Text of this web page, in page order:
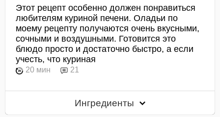
Этот рецепт особенно должен понравиться
любителям куриной печени. Оладьи по
моему рецепту получаются очень вкусными,
сочными и воздушными. Готовится это
блюдо просто и достаточно быстро, а если
учесть, что куриная
20 мин 21
Ингредиенты